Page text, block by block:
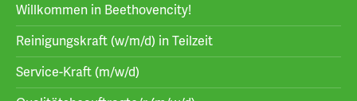
Willkommen in Beethovencity!
Reinigungskraft (w/m/d) in Teilzeit
Service-Kraft (m/w/d)